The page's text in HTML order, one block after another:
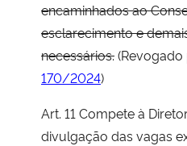
encaminhados ao
esclarecimento e
necessários.(Revogado
170/2024)
Art. 11 Compete à
divulgação das vagas